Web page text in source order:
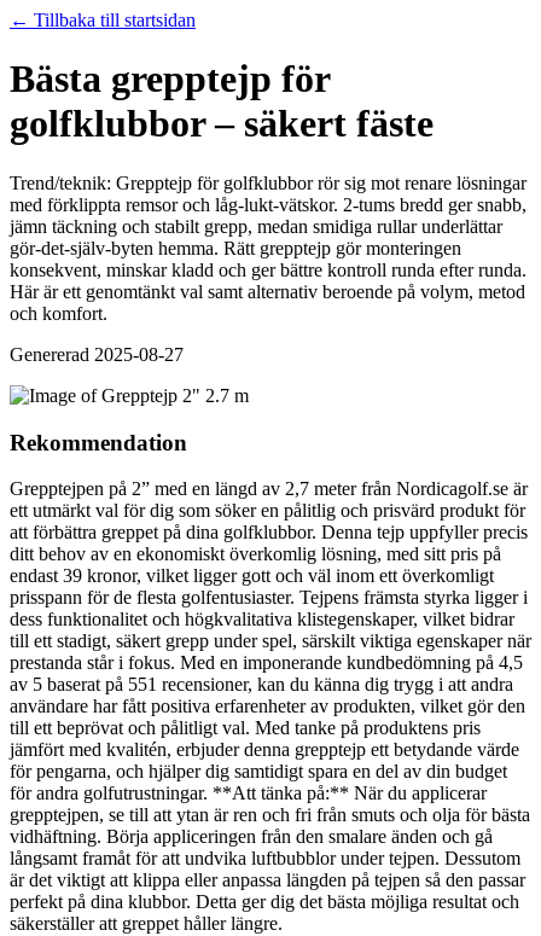
← Tillbaka till startsidan
Bästa grepptejp för
golfklubbor – säkert fäste
Trend/teknik: Grepptejp för golfklubbor rör sig mot renare lösningar
med förklippta remsor och låg‑lukt‑vätskor. 2‑tums bredd ger snabb,
jämn täckning och stabilt grepp, medan smidiga rullar underlättar
gör‑det‑själv‑byten hemma. Rätt grepptejp gör monteringen
konsekvent, minskar kladd och ger bättre kontroll runda efter runda.
Här är ett genomtänkt val samt alternativ beroende på volym, metod
och komfort.
Genererad 2025-08-27
Rekommendation
Grepptejpen på 2” med en längd av 2,7 meter från Nordicagolf.se är
ett utmärkt val för dig som söker en pålitlig och prisvärd produkt för
att förbättra greppet på dina golfklubbor. Denna tejp uppfyller precis
ditt behov av en ekonomiskt överkomlig lösning, med sitt pris på
endast 39 kronor, vilket ligger gott och väl inom ett överkomligt
prisspann för de flesta golfentusiaster. Tejpens främsta styrka ligger i
dess funktionalitet och högkvalitativa klistegenskaper, vilket bidrar
till ett stadigt, säkert grepp under spel, särskilt viktiga egenskaper när
prestanda står i fokus. Med en imponerande kundbedömning på 4,5
av 5 baserat på 551 recensioner, kan du känna dig trygg i att andra
användare har fått positiva erfarenheter av produkten, vilket gör den
till ett beprövat och pålitligt val. Med tanke på produktens pris
jämfört med kvalitén, erbjuder denna grepptejp ett betydande värde
för pengarna, och hjälper dig samtidigt spara en del av din budget
för andra golfutrustningar. **Att tänka på:** När du applicerar
grepptejpen, se till att ytan är ren och fri från smuts och olja för bästa
vidhäftning. Börja appliceringen från den smalare änden och gå
långsamt framåt för att undvika luftbubblor under tejpen. Dessutom
är det viktigt att klippa eller anpassa längden på tejpen så den passar
perfekt på dina klubbor. Detta ger dig det bästa möjliga resultat och
säkerställer att greppet håller längre.